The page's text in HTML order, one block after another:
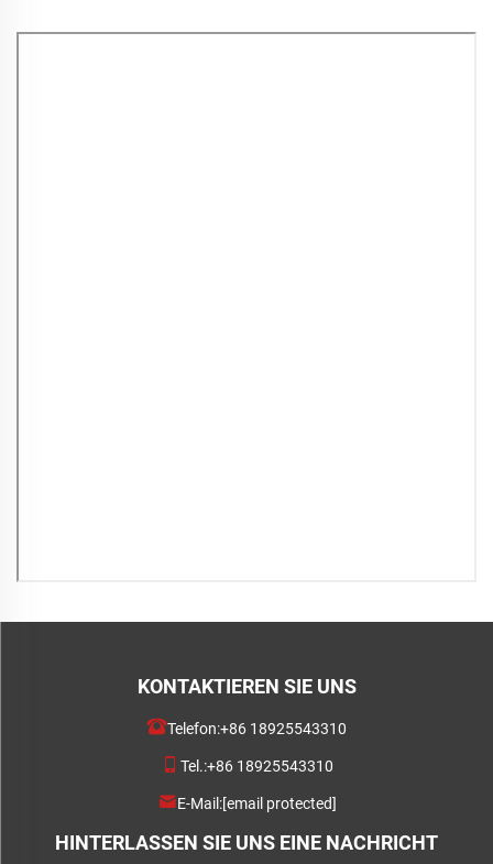
KONTAKTIEREN SIE UNS
Telefon:+86 18925543310
Tel.:+86 18925543310
E-Mail:[email protected]
HINTERLASSEN SIE UNS EINE NACHRICHT